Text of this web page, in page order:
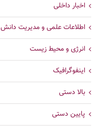
اخبار داخلی
اطلاعات علمی و مدیریت دانش
انرژی و محیط زیست
اینفوگرافیک
بالا دستی
پایین دستی